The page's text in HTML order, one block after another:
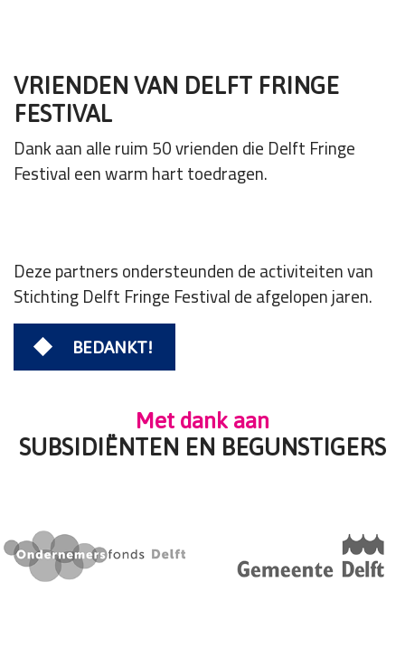
VRIENDEN VAN DELFT FRINGE
FESTIVAL
Dank aan alle ruim 50 vrienden die Delft Fringe
Festival een warm hart toedragen.
Deze partners ondersteunden de activiteiten van
Stichting Delft Fringe Festival de afgelopen jaren.
BEDANKT!
Met dank aan
SUBSIDIËNTEN EN BEGUNSTIGERS